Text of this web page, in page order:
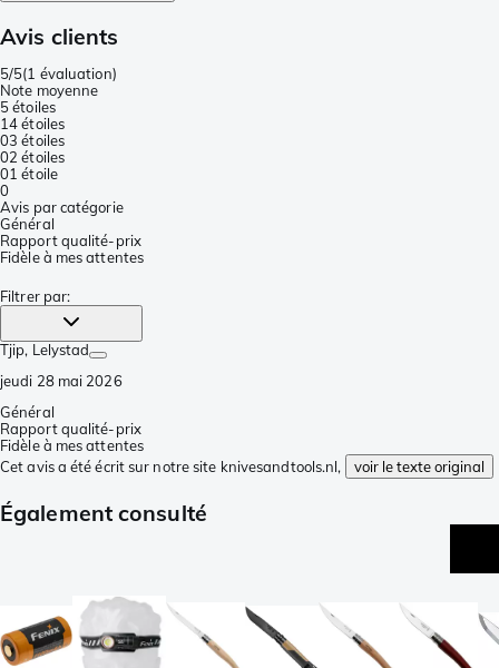
Avis clients
5/5(1 évaluation)
Note moyenne
5 étoiles
14 étoiles
03 étoiles
02 étoiles
01 étoile
0
Avis par catégorie
Général
Rapport qualité-prix
Fidèle à mes attentes
Filtrer par:
Tjip, Lelystad
jeudi 28 mai 2026
Général
Rapport qualité-prix
Fidèle à mes attentes
Cet avis a été écrit sur notre site knivesandtools.nl,
voir le texte original
Également consulté